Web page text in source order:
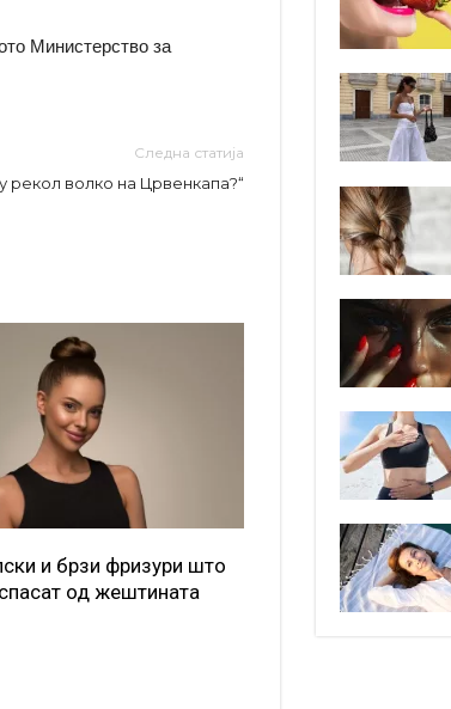
Министерство за
Следна статија
рекол волко на Црвенкапа?“
и брзи фризури што
од жештината